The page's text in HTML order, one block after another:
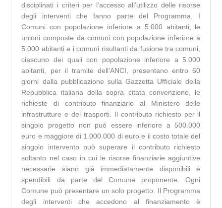
disciplinati i criteri per l’accesso all’utilizzo delle risorse
degli interventi che fanno parte del Programma. I
Comuni con popolazione inferiore a 5.000 abitanti, le
unioni composte da comuni con popolazione inferiore a
5.000 abitanti e i comuni risultanti da fusione tra comuni,
ciascuno dei quali con popolazione inferiore a 5.000
abitanti, per il tramite dell’ANCI, presentano entro 60
giorni dalla pubblicazione sulla Gazzetta Ufficiale della
Repubblica italiana della sopra citata convenzione, le
richieste di contributo finanziario al Ministero delle
infrastrutture e dei trasporti. Il contributo richiesto per il
singolo progetto non può essere inferiore a 500.000
euro e maggiore di 1.000.000 di euro e il costo totale del
singolo intervento può superare il contributo richiesto
soltanto nel caso in cui le risorse finanziarie aggiuntive
necessarie siano già immediatamente disponibili e
spendibili da parte del Comune proponente. Ogni
Comune può presentare un solo progetto. Il Programma
degli interventi che accedono al finanziamento è